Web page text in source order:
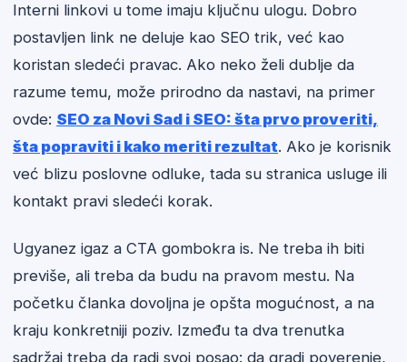
Interni linkovi u tome imaju ključnu ulogu. Dobro
postavljen link ne deluje kao SEO trik, već kao
koristan sledeći pravac. Ako neko želi dublje da
razume temu, može prirodno da nastavi, na primer
ovde: SEO za Novi Sad i SEO: šta prvo proveriti,
šta popraviti i kako meriti rezultat. Ako je korisnik
već blizu poslovne odluke, tada su stranica usluge ili
kontakt pravi sledeći korak.
Ugyanez igaz a CTA gombokra is. Ne treba ih biti
previše, ali treba da budu na pravom mestu. Na
početku članka dovoljna je opšta mogućnost, a na
kraju konkretniji poziv. Između ta dva trenutka
sadržaj treba da radi svoj posao: da gradi poverenje,